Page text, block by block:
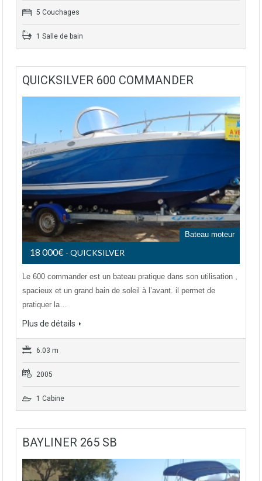
5 Couchages
1 Salle de bain
QUICKSILVER 600 COMMANDER
Bateau moteur
18 000€ - QUICKSILVER
Le 600 commander est un bateau pratique dans son utilisation ,
spacieux et un grand bain de soleil à l’avant. il permet de
pratiquer la…
Plus de détails
6.03 m
2005
1 Cabine
BAYLINER 265 SB